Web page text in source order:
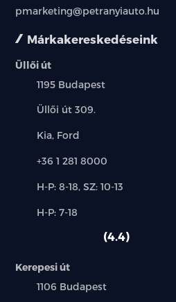
hátsó fejtámlák
Hi-Fi
indításgátló (immobiliser)
kihangosító
ködlámpa
középső kartámasz
multifunkciós kormánykerék
Márkakereskedéseink
Üllői út
Település:
1195 Budapest
Cím:
Üllői út 309.
Márkák:
Kia, Ford
Telefon:
+36 1 281 8000
Új-
használt
H-P: 8-18, SZ: 10-13
Alkatrész,
H-P: 7-18
4.4
Kerepesi út
Település:
1106 Budapest
pmarketing@petranyiauto.hu